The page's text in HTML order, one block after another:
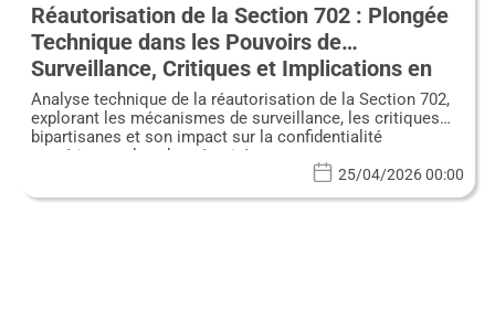
Réautorisation de la Section 702 : Plongée
Technique dans les Pouvoirs de
Surveillance, Critiques et Implications en
Cybersécurité
Analyse technique de la réautorisation de la Section 702,
explorant les mécanismes de surveillance, les critiques
bipartisanes et son impact sur la confidentialité
numérique et la cybersécurité.
25/04/2026 00:00